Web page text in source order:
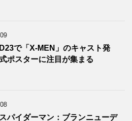
で「X-MEN」のキャスト発
ポスターに注目が集まる
パイダーマン：ブランニューデ